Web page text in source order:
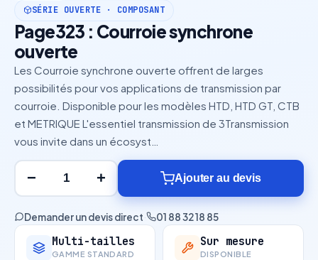
SÉRIE OUVERTE · COMPOSANT
Page323 : Courroie synchrone
ouverte
Les Courroie synchrone ouverte offrent de larges
possibilités pour vos applications de transmission par
courroie. Disponible pour les modèles HTD, HTD GT, CTB
et METRIQUE L'essentiel transmission de 3Transmission
vous invite dans un écosyst…
− + Ajouter au devis
Demander un devis direct· 01 88 32 18 85
Multi-tailles
GAMME STANDARD
Sur mesure
DISPONIBLE